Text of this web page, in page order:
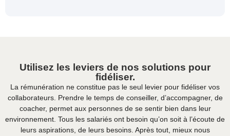
Utilisez les leviers de nos solutions pour
fidéliser.
La rémunération ne constitue pas le seul levier pour fidéliser vos
collaborateurs. Prendre le temps de conseiller, d’accompagner, de
coacher, permet aux personnes de se sentir bien dans leur
environnement. Tous les salariés ont besoin qu’on soit à l’écoute de
leurs aspirations, de leurs besoins. Après tout, mieux nous